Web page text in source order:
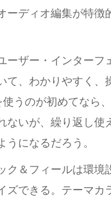
ーディオ編集が特徴
ーザー・インターフ
て、わかりやすく、
うのが初めてなら
ないが、繰り返し使
うになるだろう。
ク＆フィールは環境
ズできる。テーマカ